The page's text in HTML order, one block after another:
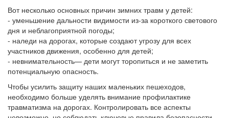
Вот несколько основных причин зимних травм у детей:
- уменьшение дальности видимости из-за короткого светового
дня и неблагоприятной погоды;
- наледи на дорогах, которые создают угрозу для всех
участников движения, особенно для детей;
- невнимательность— дети могут торопиться и не заметить
потенциальную опасность.
Чтобы усилить защиту наших маленьких пешеходов,
необходимо больше уделять внимание профилактике
травматизма на дорогах. Контролировать все аспекты